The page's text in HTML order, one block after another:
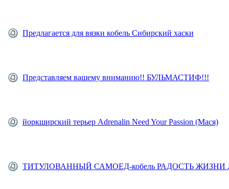
Предлагается для вязки кобель Сибирский хаски
Представляем вашему вниманию!! БУЛЬМАСТИФ!!!
йоркширский терьер Adrenalin Need Your Passion (Мася)
ТИТУЛОВАННЫЙ САМОЕД-кобель РАДОСТЬ